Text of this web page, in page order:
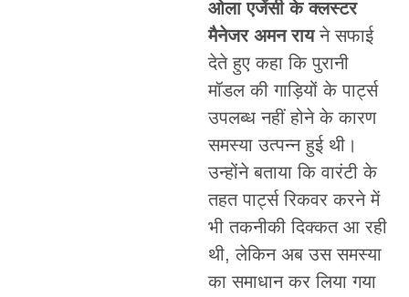
ओला एजेंसी के क्लस्टर
मैनेजर अमन रायने सफाई
देते हुए कहा कि पुरानी
मॉडल की गाड़ियों के पार्ट्स
उपलब्ध नहीं होने के कारण
समस्या उत्पन्न हुई थी।
उन्होंने बताया कि वारंटी के
तहत पार्ट्स रिकवर करने में
भी तकनीकी दिक्कत आ रही
थी, लेकिन अब उस समस्या
का समाधान कर लिया गया